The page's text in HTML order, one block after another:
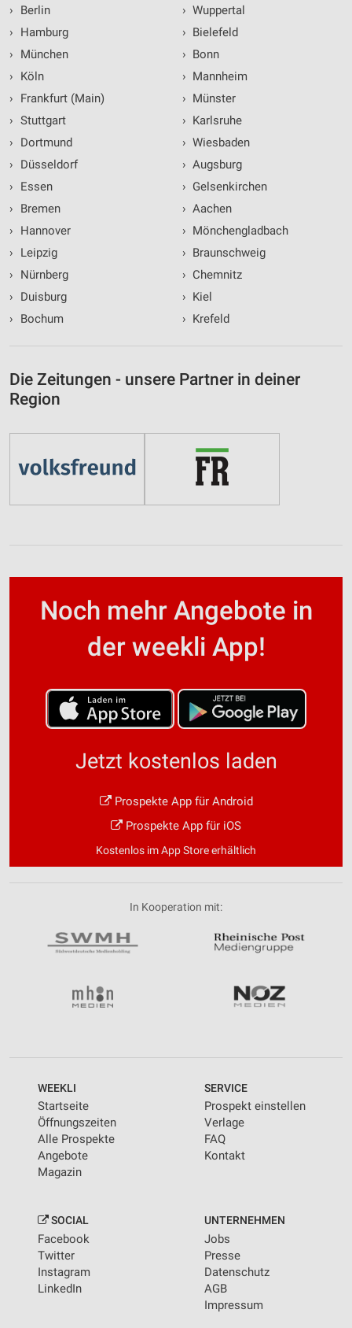
›
Berlin
›
Hamburg
›
München
›
Köln
›
Frankfurt (Main)
› Stuttgart
›
Dortmund
›
Düsseldorf
›
Essen
›
Bremen
›
Hannover
›
Leipzig
›
Nürnberg
›
Duisburg
›
Bochum
› Wuppertal
› Bielefeld
› Bonn
› Mannheim
› Münster
› Karlsruhe
› Wiesbaden
› Augsburg
› Gelsenkirchen
› Aachen
› Mönchengladbach
› Braunschweig
› Chemnitz
› Kiel
› Krefeld
Die Zeitungen - unsere Partner in deiner
Region
Noch mehr Angebote in
der weekli App!
Jetzt kostenlos laden
Prospekte App für Android
Prospekte App für iOS
Kostenlos im App Store erhältlich
In Kooperation mit:
WEEKLI
Startseite
Öffnungszeiten
Alle Prospekte
Angebote
Magazin
SERVICE
Prospekt einstellen
Verlage
FAQ
Kontakt
SOCIAL
Facebook
Twitter
Instagram
LinkedIn
UNTERNEHMEN
Jobs
Presse
Datenschutz
AGB
Impressum